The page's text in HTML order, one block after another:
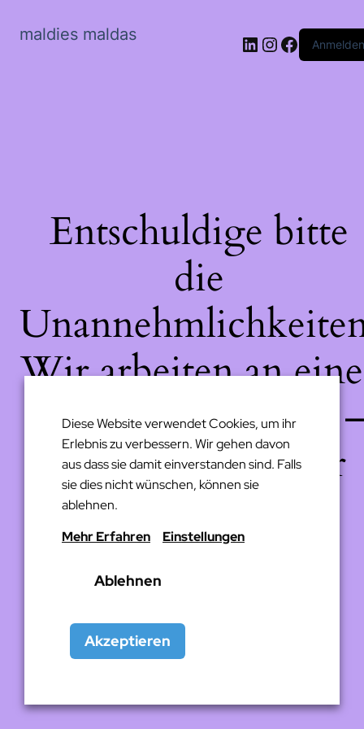
maldies maldas LinkedIn
Instagram
Anmelden
Entschuldige bitte
die
Wir arbeiten an
großartigen Sache
schau bald wieder
Diese Website verwendet Cookies, um ihr
Erlebnis zu verbessern. Wir gehen davon
aus dass sie damit einverstanden sind. Falls
sie dies nicht wünschen, können sie
ablehnen.
Mehr Erfahren
Einstellungen
Ablehnen
Akzeptieren